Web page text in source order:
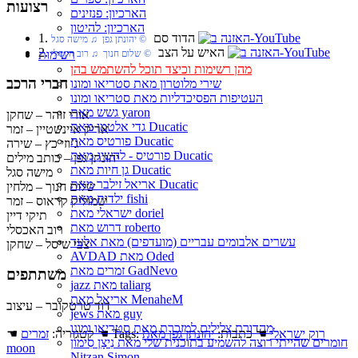
הארכיון: פנזינים
הארכיון: להיטון
רשימות
מהן רשימות וכיצד תוכל להשתמש בהן
שירי מלוטרון מאת סטריאו ומונו
העטיפות הפסיכדליות מאת סטריאו ומונו
גשש מאת yaron
גדי אלטמן מאת Ducatic
פורטיס מאת Ducatic
פורטיס - להשיג מאת Ducatic
גן חיות מאת Ducatic
אריאל זילבר מאת Ducatic
ילדות מאת fishi
ישראלי מאת doriel
דרוש מאת roberto
עשרים אלבומים עבריים (מועדפים) מאת אלעד
AVDAD מאת Oded
זמרים מאת GadNevo
jazz מאת taliarg
אריאל מאת MenaheM
jews מאת guy
מהדורת צלילים למזכרת מאת סטריאו ומונו
חומרים שהייתי רוצה להשמיע בתוכנית שלי מאת נִיצָן סִימוֹן
רצועות
1. הדוד סם ‏ © יהונתן גפן‏ ♫ מישה סגל
2. האיש על הצב ‏ © שלום חנוך‏ ♫ רוב הקסלי
חברי הרכב
אורי זוהר – שחקן
אריק איינשטיין – זמר
ג’וזי כץ – שירה
יהונתן גפן – כותב מילים
מישה סגל
שלום חנוך – מלחין
שמוליק קראוס – זמר
תיקי דיין
רוב האכסלי
צבי שיסל – שחקן
משתתפים
דוד טרטקובר – עיצוב
☚ קטגוריה: זמרים ☚ Tags: רוק ישראלי☚ כתבות:יהונתן גפן מאת
moon